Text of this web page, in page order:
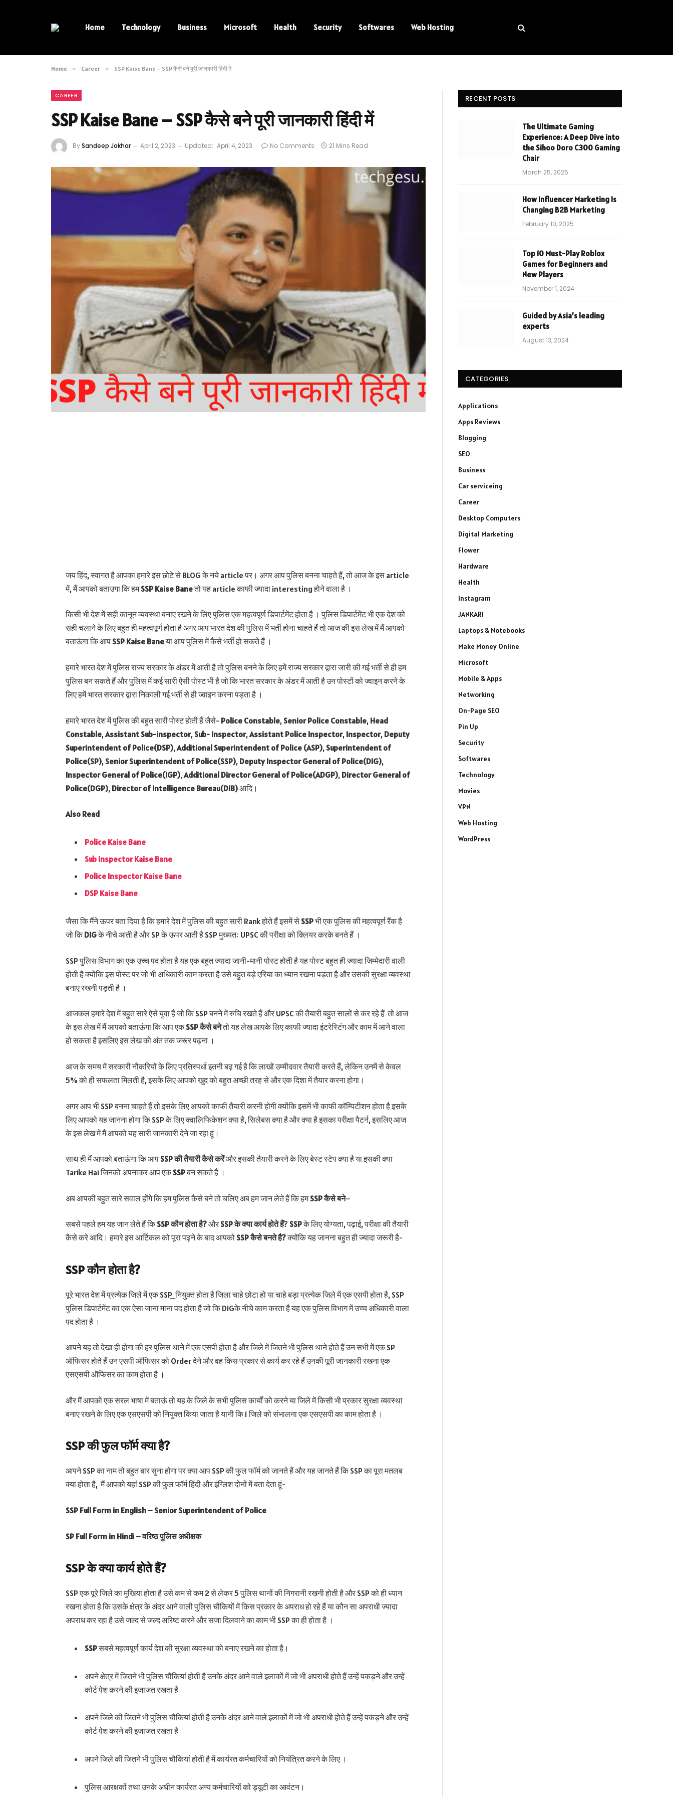
Home Technology Business Microsoft Health Security Softwares Web Hosting
Home » Career » SSP Kaise Bane – SSP कैसे बने पूरी जानकारी हिंदी में
CAREER
SSP Kaise Bane – SSP कैसे बने पूरी जानकारी हिंदी में
BySandeep Jakhar April 2, 2023 Updated: April 4, 2023 No Comments 21 Mins Read
जय हिंद, स्वागत है आपका हमारे इस छोटे से BLOG के नये article पर। अगर आप पुलिस बनना चाहते हैं, तो आज के इस article
में, मैं आपको बताउगा कि हमSSP Kaise Baneतो यह article काफी ज्यादा interesting होने वाला है ।
किसी भी देश में सही कानून व्यवस्था बनाए रखने के लिए पुलिस एक महत्वपूर्ण डिपार्टमेंट होता है । पुलिस डिपार्टमेंट भी एक देश को
सही चलाने के लिए बहुत ही महत्वपूर्ण होता है अगर आप भारत देश की पुलिस में भर्ती होना चाहते हैं तो आज की इस लेख में मैं आपको
बताऊंगा कि आपSSP Kaise Baneया आप पुलिस में कैसे भर्ती हो सकते हैं ।
हमारे भारत देश में पुलिस राज्य सरकार के अंडर में आती है तो पुलिस बनने के लिए हमें राज्य सरकार द्वारा जारी की गई भर्ती से ही हम
पुलिस बन सकते हैं और पुलिस में कई सारी ऐसी पोस्ट भी है जो कि भारत सरकार के अंडर में आती है उन पोस्टों को ज्वाइन करने के
लिए हमें भारत सरकार द्वारा निकाली गई भर्ती से ही ज्वाइन करना पड़ता है ।
हमारे भारत देश में पुलिस की बहुत सारी पोस्ट होती हैं जैसे- Police Constable,Senior Police Constable, Head
Constable,Assistant Sub-inspector,Sub- Inspector,Assistant Police Inspector, Inspector, Deputy
Superintendent of Police(DSP),Additional Superintendent of Police (ASP),Superintendent of
Police(SP),Senior Superintendent of Police(SSP), Deputy Inspector General of Police(DIG),
Inspector General of Police(IGP),Additional Director General of Police(ADGP), Director General of
Police(DGP), Director of Intelligence Bureau(DIB)आदि।
Also Read
Police Kaise Bane
Sub Inspector Kaise Bane
Police Inspector Kaise Bane
DSP Kaise Bane
जैसा कि मैंने ऊपर बता दिया है कि हमारे देश में पुलिस की बहुत सारी Rank होते हैं इसमें सेSSPभी एक पुलिस की महत्वपूर्ण रैंक है
जो किDIGके नीचे आती है और SP के ऊपर आती है SSP मुख्यतः UPSC की परीक्षा को क्लियर करके बनते हैं ।
SSP पुलिस विभाग का एक उच्च पद होता है यह एक बहुत ज्यादा जानी-मानी पोस्ट होती है यह पोस्ट बहुत ही ज्यादा जिम्मेदारी वाली
होती है क्योंकि इस पोस्ट पर जो भी अधिकारी काम करता है उसे बहुत बड़े एरिया का ध्यान रखना पड़ता है और उसकी सुरक्षा व्यवस्था
बनाए रखनी पड़ती है ।
आजकल हमारे देश में बहुत सारे ऐसे युवा हैं जो कि SSP बनने में रुचि रखते हैं और UPSC की तैयारी बहुत सालों से कर रहे हैं तो आज
के इस लेख में मैं आपको बताऊंगा कि आप एकSSP कैसे बनेतो यह लेख आपके लिए काफी ज्यादा इंटरेस्टिंग और काम में आने वाला
हो सकता है इसलिए इस लेख को अंत तक जरूर पढ़ना ।
आज के समय में सरकारी नौकरियों के लिए प्रतिस्पर्धा इतनी बढ़ गई है कि लाखों उम्मीदवार तैयारी करते हैं, लेकिन उनमें से केवल
5% को ही सफलता मिलती है, इसके लिए आपको खुद को बहुत अच्छी तरह से और एक दिशा में तैयार करना होगा।
अगर आप भी SSP बनना चाहते हैं तो इसके लिए आपको काफी तैयारी करनी होगी क्योंकि इसमें भी काफी कॉम्पिटीशन होता है इसके
लिए आपको यह जानना होगा कि SSP के लिए क्वालिफिकेशन क्या है, सिलेबस क्या है और क्या है इसका परीक्षा पैटर्न, इसलिए आज
के इस लेख में मैं आपको यह सारी जानकारी देने जा रहा हूं।
साथ ही मैं आपको बताऊंगा कि आपSSPकी तैयारी कैसे करेंऔर इसकी तैयारी करने के लिए बेस्ट स्टेप क्या है या इसकी क्या
Tarike Hai जिनको अपनाकर आप एकSSPबन सकते हैं ।
अब आपकी बहुत सारे सवाल होंगे कि हम पुलिस कैसे बने तो चलिए अब हम जान लेते हैं कि हमSSPकैसे बने–
सबसे पहले हम यह जान लेते हैं किSSP कौन होता है?औरSSP के क्या कार्य होते हैं?SSPके लिए योग्यता, पढ़ाई, परीक्षा की तैयारी
कैसे करे आदि। हमारे इस आर्टिकल को पूरा पढ़ने के बाद आपकोSSP कैसे बनते है?क्योंकि यह जानना बहुत ही ज्यादा जरूरी है-
SSPकौन होता है?
पूरे भारत देश में प्रत्येक जिले में एक SSP_नियुक्त होता है जिला चाहे छोटा हो या चाहे बड़ा प्रत्येक जिले में एक एसपी होता है, SSP
पुलिस डिपार्टमेंट का एक ऐसा जाना माना पद होता है जो कि DIGके नीचे काम करता है यह एक पुलिस विभाग में उच्च अधिकारी वाला
पद होता है ।
आपने यह तो देखा ही होगा की हर पुलिस थाने में एक एसपी होता है और जिले में जितने भी पुलिस थाने होते हैं उन सभी में एक SP
ऑफिसर होते हैं उन एसपी ऑफिसर को Order देने और वह किस प्रकार से कार्य कर रहे हैं उनकी पूरी जानकारी रखना एक
एसएसपी ऑफिसर का काम होता है ।
और मैं आपको एक सरल भाषा में बताऊं तो यह के जिले के सभी पुलिस कार्यों को करने या जिले में किसी भी प्रकार सुरक्षा व्यवस्था
बनाए रखने के लिए एक एसएसपी को नियुक्त किया जाता है यानी कि 1 जिले को संभालना एक एसएसपी का काम होता है ।
SSPकी फुल फॉर्म क्या है?
आपने SSP का नाम तो बहुत बार सुना होगा पर क्या आप SSP की फुल फॉर्म को जानते हैं और यह जानते हैं कि SSP का पूरा मतलब
क्या होता है, मैं आपको यहां SSP की फुल फॉर्म हिंदी और इंग्लिश दोनों में बता देता हूं-
SSP Full Form in English – Senior Superintendent of Police
SP Full Form in Hindi – वरिष्ठ पुलिस अधीक्षक
SSPके क्या कार्य होते हैं?
SSP एक पूरे जिले का मुखिया होता है उसे कम से कम 2 से लेकर 5 पुलिस थानों की निगरानी रखनी होती है और SSP को ही ध्यान
रखना होता है कि उसके क्षेत्र के अंदर आने वाली पुलिस चौकियों में किस प्रकार के अपराध हो रहे हैं या कौन सा अपराधी ज्यादा
अपराध कर रहा है उसे जल्द से जल्द अरिष्ट करने और सजा दिलवाने का काम भी SSP का ही होता है ।
SSPसबसे महत्वपूर्ण कार्य देश की सुरक्षा व्यवस्था को बनाए रखने का होता है।
अपने क्षेत्र में जितने भी पुलिस चौकियां होती है उनके अंदर आने वाले इलाकों में जो भी अपराधी होते हैं उन्हें पकड़ने और उन्हें
कोर्ट पेश करने की इजाजत रखता है
अपने जिले की जितने भी पुलिस चौकियां होती है उनके अंदर आने वाले इलाकों में जो भी अपराधी होते हैं उन्हें पकड़ने और उन्हें
कोर्ट पेश करने की इजाजत रखता है
अपने जिले की जितने भी पुलिस चौकियां होती है में कार्यरत कर्मचारियों को नियंत्रित करने के लिए ।
पुलिस आरक्षकों तथा उनके अधीन कार्यरत अन्य कर्मचारियों को ड्यूटी का आवंटन।
RECENT POSTS
The Ultimate Gaming
Experience: A Deep Dive into
the Sihoo Doro C300 Gaming
Chair
March 25, 2025
How Influencer Marketing Is
Changing B2B Marketing
February 10, 2025
Top 10 Must-Play Roblox
Games for Beginners and
New Players
November 1, 2024
Guided by Asia’s leading
experts
August 13, 2024
CATEGORIES
Applications
Apps Reviews
Blogging
SEO
Business
Car serviceing
Career
Desktop Computers
Digital Marketing
Flower
Hardware
Health
Instagram
JANKARI
Laptops & Notebooks
Make Money Online
Microsoft
Mobile & Apps
Networking
On-Page SEO
Pin Up
Security
Softwares
Technology
Movies
VPN
Web Hosting
WordPress